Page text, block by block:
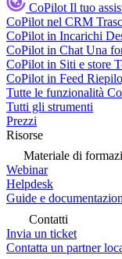
CoPilot Il tuo
CoPilot nel CRM
CoPilot in Incarichi
CoPilot in Chat Una
CoPilot in Siti e store
CoPilot in Feed
Tutte le funzionalità
Tutti gli strumenti
Prezzi
Risorse
Materiale di
Webinar
Helpdesk
Guide e
Contatti
Invia un ticket
Contatta un partner